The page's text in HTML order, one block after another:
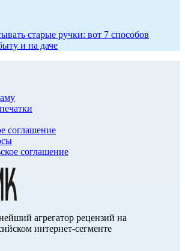
старые ручки: вот 7 способов
и на даче
соглашение
соглашение
агрегатор рецензий на
интернет-сегменте